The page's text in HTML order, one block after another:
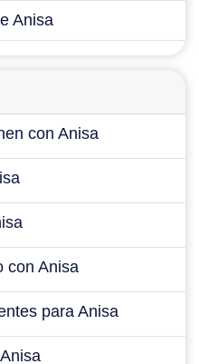
Anisa
con Anisa
con Anisa
para Anisa